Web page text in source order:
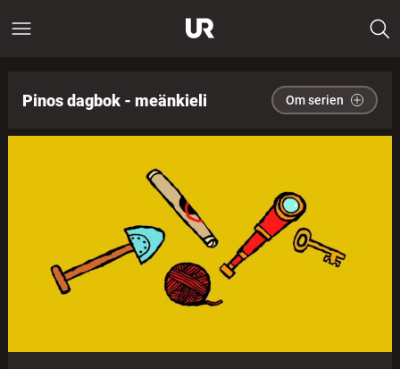
Pinos dagbok - meänkieli Om serien